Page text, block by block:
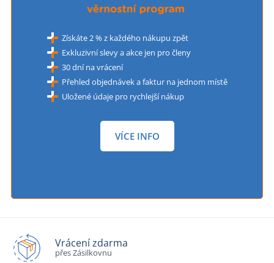
Získáte 2 % z každého nákupu zpět
Exkluzivní slevy a akce jen pro členy
30 dní na vrácení
Přehled objednávek a faktur na jednom místě
Uložené údaje pro rychlejší nákup
VÍCE INFO
Vrácení zdarma
přes Zásilkovnu